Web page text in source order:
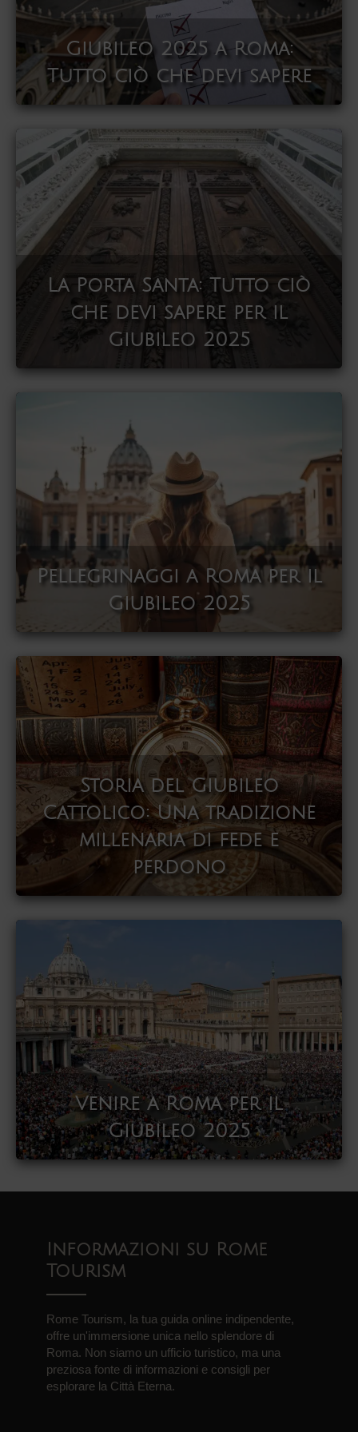
Giubileo 2025 a Roma:
Tutto ciò che devi sapere
La Porta Santa: Tutto ciò
che devi sapere per il
Giubileo 2025
Pellegrinaggi a Roma per il
Giubileo 2025
Storia del Giubileo
Cattolico: Una tradizione
millenaria di fede e
perdono
Venire a Roma per il
Giubileo 2025
Informazioni su Rome
Tourism
Rome Tourism, la tua guida online indipendente,
offre un'immersione unica nello splendore di
Roma. Non siamo un ufficio turistico, ma una
preziosa fonte di informazioni e consigli per
esplorare la Città Eterna.